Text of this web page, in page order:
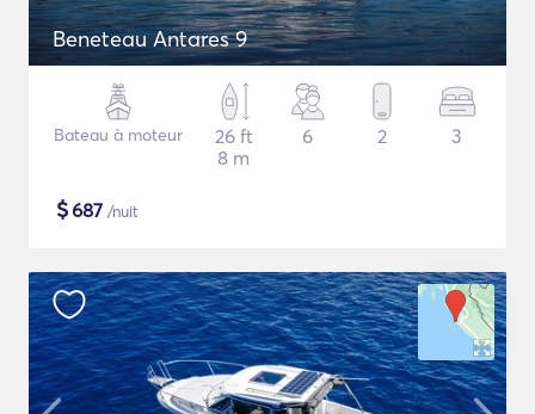
Beneteau Antares 9
Bateau à moteur
26 ft
8 m
6 2 3
$687 /nuit